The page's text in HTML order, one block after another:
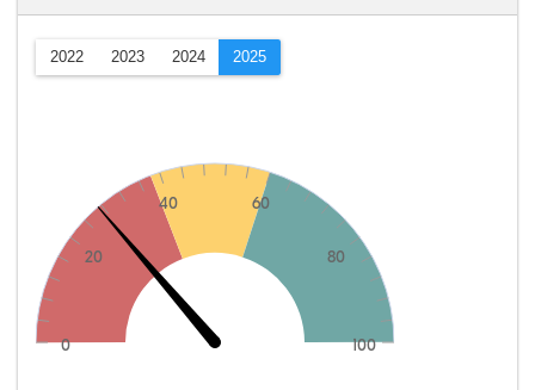
2022 2023 2024 2025
0
20
40 60
80
100